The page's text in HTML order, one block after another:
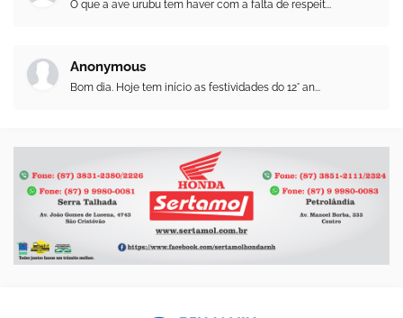
O que a ave urubu tem haver com a falta de respeit...
Anonymous
Bom dia. Hoje tem início as festividades do 12° an...